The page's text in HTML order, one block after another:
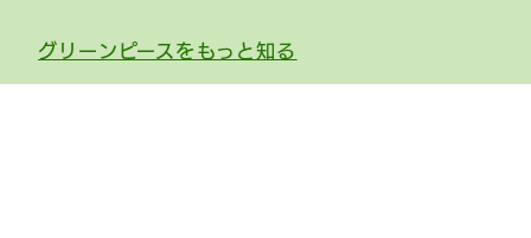
グリーンピースをもっと知る